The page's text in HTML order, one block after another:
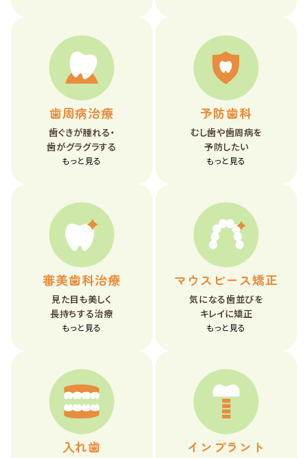
歯周病治療
歯ぐきが腫れる・
歯がグラグラする
もっと見る
予防歯科
むし歯や歯周病を
予防したい
もっと見る
審美歯科治療
見た目も美しく
長持ちする治療
もっと見る
マウスピース矯正
気になる歯並びを
キレイに矯正
もっと見る
入れ歯 インプラント